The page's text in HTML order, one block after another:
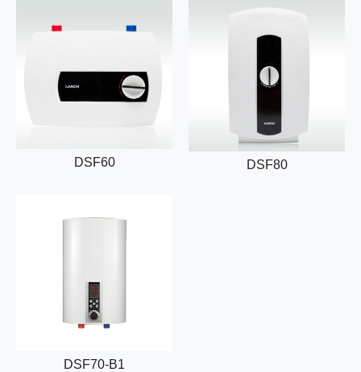
DSF60 DSF80
DSF70-B1